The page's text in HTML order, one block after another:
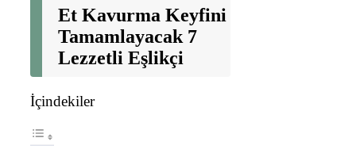
Et Kavurma Keyfini
Tamamlayacak 7
Lezzetli Eşlikçi
İçindekiler